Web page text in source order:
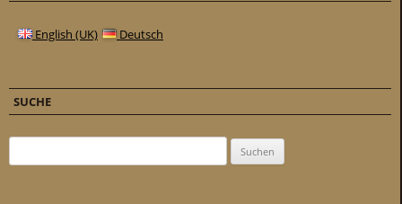
English (UK) Deutsch
SUCHE